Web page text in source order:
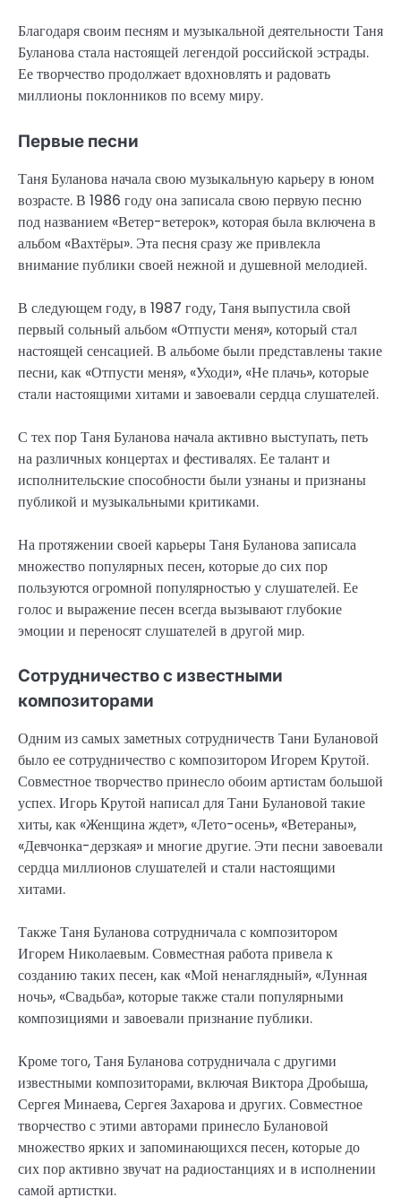
Благодаря своим песням и музыкальной деятельности Таня
Буланова стала настоящей легендой российской эстрады.
Ее творчество продолжает вдохновлять и радовать
миллионы поклонников по всему миру.
Первые песни
Таня Буланова начала свою музыкальную карьеру в юном
возрасте. В 1986 году она записала свою первую песню
под названием «Ветер-ветерок», которая была включена в
альбом «Вахтёры». Эта песня сразу же привлекла
внимание публики своей нежной и душевной мелодией.
В следующем году, в 1987 году, Таня выпустила свой
первый сольный альбом «Отпусти меня», который стал
настоящей сенсацией. В альбоме были представлены такие
песни, как «Отпусти меня», «Уходи», «Не плачь», которые
стали настоящими хитами и завоевали сердца слушателей.
С тех пор Таня Буланова начала активно выступать, петь
на различных концертах и фестивалях. Ее талант и
исполнительские способности были узнаны и признаны
публикой и музыкальными критиками.
На протяжении своей карьеры Таня Буланова записала
множество популярных песен, которые до сих пор
пользуются огромной популярностью у слушателей. Ее
голос и выражение песен всегда вызывают глубокие
эмоции и переносят слушателей в другой мир.
Сотрудничество с известными
композиторами
Одним из самых заметных сотрудничеств Тани Булановой
было ее сотрудничество с композитором Игорем Крутой.
Совместное творчество принесло обоим артистам большой
успех. Игорь Крутой написал для Тани Булановой такие
хиты, как «Женщина ждет», «Лето-осень», «Ветераны»,
«Девчонка-дерзкая» и многие другие. Эти песни завоевали
сердца миллионов слушателей и стали настоящими
хитами.
Также Таня Буланова сотрудничала с композитором
Игорем Николаевым. Совместная работа привела к
созданию таких песен, как «Мой ненаглядный», «Лунная
ночь», «Свадьба», которые также стали популярными
композициями и завоевали признание публики.
Кроме того, Таня Буланова сотрудничала с другими
известными композиторами, включая Виктора Дробыша,
Сергея Минаева, Сергея Захарова и других. Совместное
творчество с этими авторами принесло Булановой
множество ярких и запоминающихся песен, которые до
сих пор активно звучат на радиостанциях и в исполнении
самой артистки.